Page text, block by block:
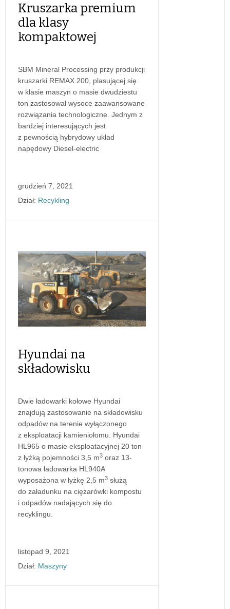
Kruszarka premium
dla klasy
kompaktowej
SBM Mineral Processing przy produkcji
kruszarki REMAX 200, plasującej się
w klasie maszyn o masie dwudziestu
ton zastosował wysoce zaawansowane
rozwiązania technologiczne. Jednym z
bardziej interesujących jest
z pewnością hybrydowy układ
napędowy Diesel-electric
grudzień 7, 2021
Dział: Recykling
Hyundai na
składowisku
Dwie ładowarki kołowe Hyundai
znajdują zastosowanie na składowisku
odpadów na terenie wyłączonego
z eksploatacji kamieniołomu. Hyundai
HL965 o masie eksploatacyjnej 20 ton
z łyżką pojemności 3,5 m3 oraz 13-
tonowa ładowarka HL940A
wyposażona w łyżkę 2,5 m3 służą
do załadunku na ciężarówki kompostu
i odpadów nadających się do
recyklingu.
listopad 9, 2021
Dział: Maszyny